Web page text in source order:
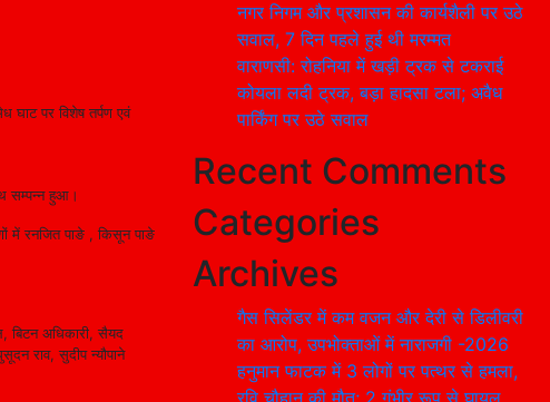
घाट पर विशेष तर्पण एवं
सम्पन्न हुआ।
में रनजित पाङे , किसून पाङे
बिटन अधिकारी, सैयद
राव, सुदीप न्यौपाने
नगर निगम और प्रशासन की कार्यशैली पर उठे
सवाल, 7 दिन पहले हुई थी मरम्मत
वाराणसी: रोहनिया में खड़ी ट्रक से टकराई
कोयला लदी ट्रक, बड़ा हादसा टला; अवैध
पार्किंग पर उठे सवाल
Recent Comments
Categories
Archives
गैस सिलेंडर में कम वजन और देरी से डिलीवरी
का आरोप, उपभोक्ताओं में नाराजगी -2026
हनुमान फाटक में 3 लोगों पर पत्थर से हमला,
रवि चौहान की मौत; 2 गंभीर रूप से घायल